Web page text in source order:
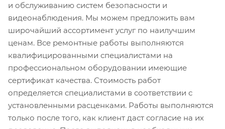
и обслуживанию систем безопасности и
видеонаблюдения. Мы можем предложить вам
широчайший ассортимент услуг по наилучшим
ценам. Все ремонтные работы выполняются
квалифицированными специалистами на
профессиональном оборудовании имеющие
сертификат качества. Стоимость работ
определяется специалистами в соответствии с
установленными расценками. Работы выполняются
только после того, как клиент даст согласие на их